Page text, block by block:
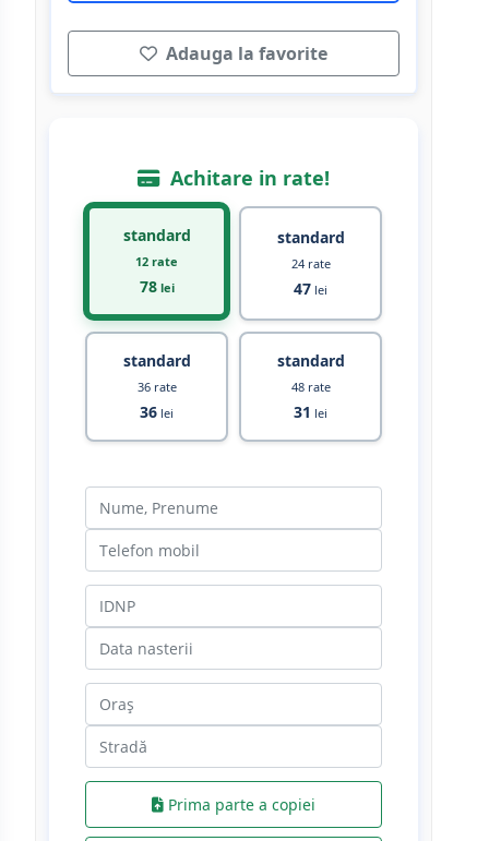
Adauga la favorite
Achitare in rate!
standard
12 rate
78lei
standard
24 rate
47 lei
standard
36 rate
36 lei
standard
48 rate
31 lei
Prima parte a copiei